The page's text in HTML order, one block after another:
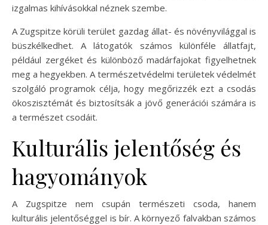
izgalmas kihívásokkal néznek szembe.
A Zugspitze körüli terület gazdag állat- és növényvilággal is
büszkélkedhet. A látogatók számos különféle állatfajt,
például zergéket és különböző madárfajokat figyelhetnek
meg a hegyekben. A természetvédelmi területek védelmét
szolgáló programok célja, hogy megőrizzék ezt a csodás
ökoszisztémát és biztosítsák a jövő generációi számára is
a természet csodáit.
Kulturális jelentőség és
hagyományok
A Zugspitze nem csupán természeti csoda, hanem
kulturális jelentőséggel is bír. A környező falvakban számos